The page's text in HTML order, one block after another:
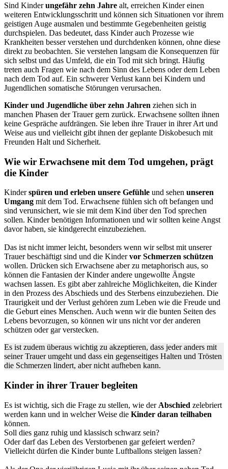
Sind Kinderungefähr zehn Jahre alt, erreichen Kinder einen
weiteren Entwicklungsschritt und können sich Situationen vor ihrem
geistigen Auge ausmalen und bestimmte Gegebenheiten geistig
durchspielen. Das bedeutet, dass Kinder auch Prozesse wie
Krankheiten besser verstehen und durchdenken können, ohne diese
direkt zu beobachten. Sie verstehen langsam die Konsequenzen für
sich selbst und das Umfeld, die ein Tod mit sich bringt. Häufig
treten auch Fragen wie nach dem Sinn des Lebens oder dem Leben
nach dem Tod auf. Ein schwerer Verlust kann bei Kindern und
Jugendlichen somatische Störungen verursachen.
Kinder und Jugendliche über zehn Jahren ziehen sich in
manchen Phasen der Trauer gern zurück. Erwachsene sollten ihnen
keine Gespräche aufdrängen. Sie leben ihre Trauer in ihrer Art und
Weise aus und vielleicht gibt ihnen der geplante Diskobesuch mit
Freunden Halt und Sicherheit.
Wie wir Erwachsene mit dem Tod umgehen, prägt
die Kinder
Kinderspüren und erleben unsere Gefühle und sehen unseren
Umgang mit dem Tod. Erwachsene fühlen sich oft befangen und
sind verunsichert, wie sie mit dem Kind über den Tod sprechen
sollen. Kinder benötigen Informationen und wir sollten keine Angst
davor haben, sie kindgerecht einzubeziehen.
Das ist nicht immer leicht, besonders wenn wir selbst mit unserer
Trauer beschäftigt sind und die Kindervor Schmerzen schützen
wollen. Drücken sich Erwachsene aber zu metaphorisch aus, so
können die Fantasien der Kinder andere ungewollte Ängste
wachsen lassen. Es gibt aber zahlreiche Möglichkeiten, die Kinder
in den Prozess des Abschieds und des Sterbens einzubeziehen. Die
Traurigkeit und der Verlust gehören zum Leben wie die Freude und
die Geburt eines Menschen. Auch wenn wir die bunten Seiten des
Lebens bevorzugen, so können wir uns nicht vor der anderen
schützen oder gar verstecken.
Es ist zudem überaus wichtig zu akzeptieren, dass jeder anders mit
seiner Trauer umgeht und dass ein gegenseitiges Halten und Trösten
die Schmerzen lindert, aber nicht aufheben kann.
Kinder in ihrer Trauer begleiten
Es ist wichtig, sich die Frage zu stellen, wie der Abschied zelebriert
werden kann und in welcher Weise die Kinder daran teilhaben
können.
Soll dies ganz ruhig und klassisch schwarz sein?
Oder darf das Leben des Verstorbenen gar gefeiert werden?
Vielleicht dürfen die Kinder bunte Luftballons steigen lassen?